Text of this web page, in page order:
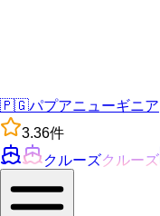
🇵🇬パプアニューギニア
3.36件
クルーズクルーズ